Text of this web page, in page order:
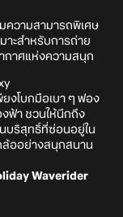
ความสามารถพิเศษ
าะสำหรับการถ่าย
กาศแห่งความสนุก
ยงโบกมือเบา ๆ ฟอง
ฟ้า ชวนให้นึกถึง
บริสุทธิ์ที่ซ่อนอยู่ใน
ล้ออย่างสนุกสนาน
Waverider